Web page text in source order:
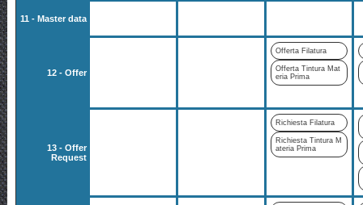
11 - Master data
12 - Offer
Offerta Filatura
Offerta Tintura Mat
eria Prima
13 - Offer
Request
Richiesta Filatura
Richiesta Tintura M
ateria Prima